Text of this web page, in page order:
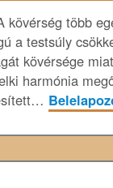
több
a testsúly
kövérsége
harmónia